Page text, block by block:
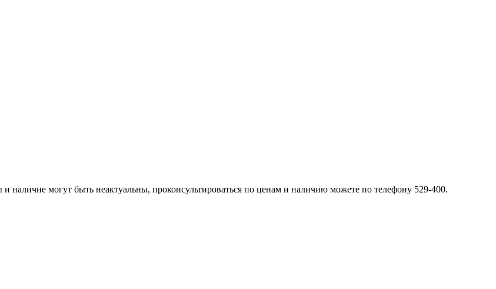
наличие могут быть неактуальны, проконсультироваться по ценам и наличию можете по телефону 529-400.